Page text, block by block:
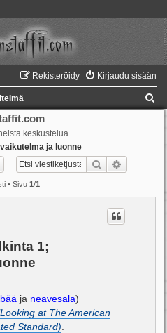
Kirjaudu sisään
Rekisteröidy
keskustelua
ja luonne
Etsi
• Sivu 1/1
1;
ja neavesala)
at The American
Standard)